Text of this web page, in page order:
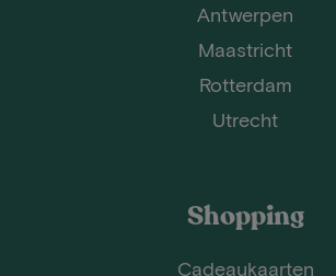
Antwerpen
Maastricht
Rotterdam
Utrecht
Shopping
Cadeaukaarten